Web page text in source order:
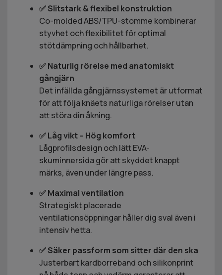
✅ Slitstark & flexibel konstruktion
Co-molded ABS/TPU-stomme kombinerar
styvhet och flexibilitet för optimal
stötdämpning och hållbarhet.
✅ Naturlig rörelse med anatomiskt
gångjärn
Det infällda gångjärnssystemet är utformat
för att följa knäets naturliga rörelser utan
att störa din åkning.
✅ Låg vikt – Hög komfort
Lågprofilsdesign och lätt EVA-
skuminnersida gör att skyddet knappt
märks, även under längre pass.
✅ Maximal ventilation
Strategiskt placerade
ventilationsöppningar håller dig sval även i
intensiv hetta.
✅ Säker passform som sitter där den ska
Justerbart kardborreband och silikonprint